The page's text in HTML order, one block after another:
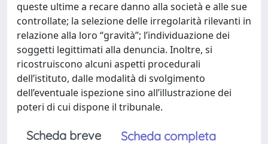
queste ultime a recare danno alla società e alle sue
controllate; la selezione delle irregolarità rilevanti in
relazione alla loro “gravità”; l’individuazione dei
soggetti legittimati alla denuncia. Inoltre, si
ricostruiscono alcuni aspetti procedurali
dell’istituto, dalle modalità di svolgimento
dell’eventuale ispezione sino all’illustrazione dei
poteri di cui dispone il tribunale.
Scheda breve
Scheda completa